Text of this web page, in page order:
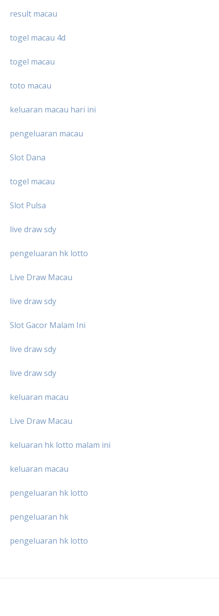
result macau
togel macau 4d
togel macau
toto macau
keluaran macau hari ini
pengeluaran macau
Slot Dana
togel macau
Slot Pulsa
live draw sdy
pengeluaran hk lotto
Live Draw Macau
live draw sdy
Slot Gacor Malam Ini
live draw sdy
live draw sdy
keluaran macau
Live Draw Macau
keluaran hk lotto malam ini
keluaran macau
pengeluaran hk lotto
pengeluaran hk
pengeluaran hk lotto